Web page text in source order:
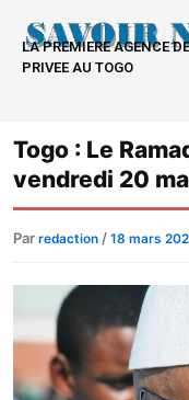
contenu
LA PREMIERE AGENCE
PRIVEE AU TOGO
Togo : Le
vendredi 20
Par redaction / 18 mars